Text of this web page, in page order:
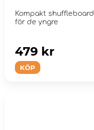
Kompakt shuffleboard
för de yngre
KÖP
479 kr